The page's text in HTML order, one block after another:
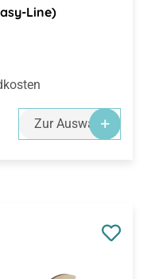
Line)
Zur Auswahl